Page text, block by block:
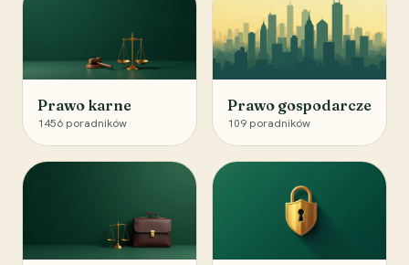
Prawo karne
1456 poradników
Prawo gospodarcze
109 poradników